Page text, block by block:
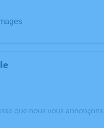
que nous vous